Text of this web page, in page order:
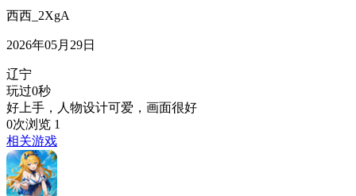
西西_2XgA
2026年05月29日
辽宁
玩过0秒
好上手，人物设计可爱，画面很好
0次浏览 1
相关游戏